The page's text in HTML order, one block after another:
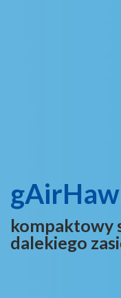
kompaktowy
dalekiego